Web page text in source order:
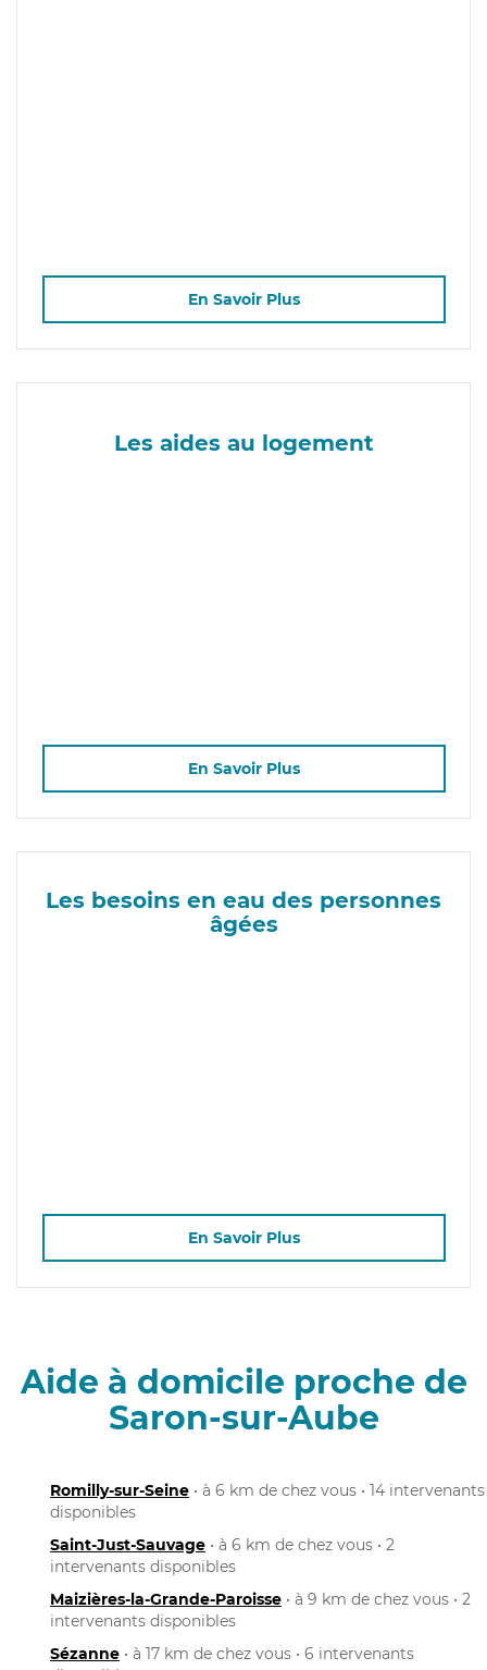
En Savoir Plus
Les aides au logement
En Savoir Plus
Les besoins en eau des personnes
âgées
En Savoir Plus
Aide à domicile proche de
Saron-sur-Aube
Romilly-sur-Seine • à 6 km de chez vous • 14 intervenants
disponibles
Saint-Just-Sauvage • à 6 km de chez vous • 2
intervenants disponibles
Maizières-la-Grande-Paroisse • à 9 km de chez vous • 2
intervenants disponibles
Sézanne • à 17 km de chez vous • 6 intervenants